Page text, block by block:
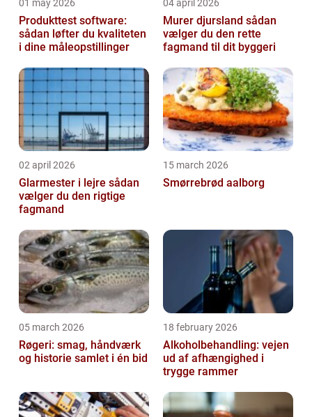
01 may 2026
Produkttest software:
sådan løfter du kvaliteten
i dine måleopstillinger
04 april 2026
Murer djursland sådan
vælger du den rette
fagmand til dit byggeri
02 april 2026
Glarmester i lejre sådan
vælger du den rigtige
fagmand
15 march 2026
Smørrebrød aalborg
05 march 2026
Røgeri: smag, håndværk
og historie samlet i én bid
18 february 2026
Alkoholbehandling: vejen
ud af afhængighed i
trygge rammer